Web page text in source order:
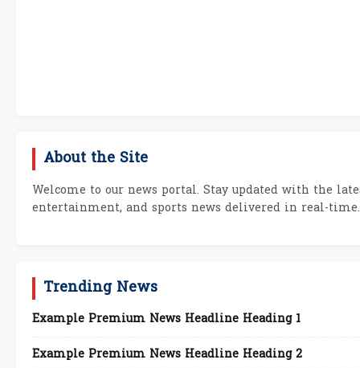
About the Site
Welcome to our news portal. Stay updated with the
entertainment, and sports news delivered in real-time.
Trending News
Example Premium News Headline Heading 1
Example Premium News Headline Heading 2